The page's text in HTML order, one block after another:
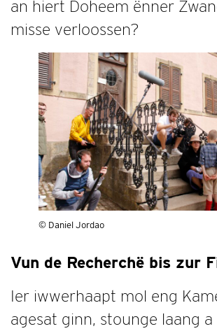
an hiert Doheem ënner
misse verloossen?
© Daniel Jordao
Vun de Recherchë bis zur
Ier iwwerhaapt mol eng
agesat ginn, stounge laang a